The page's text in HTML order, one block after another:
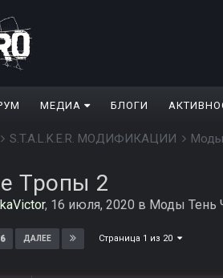
МЕДИА БЛОГИ
S.T.A.L.K.E.R. МОДИФИКАЦИИ
Тропы 2
, 16 июля, 2020 в Моды Тень
6 ДАЛЕЕ Страница 1 из 20